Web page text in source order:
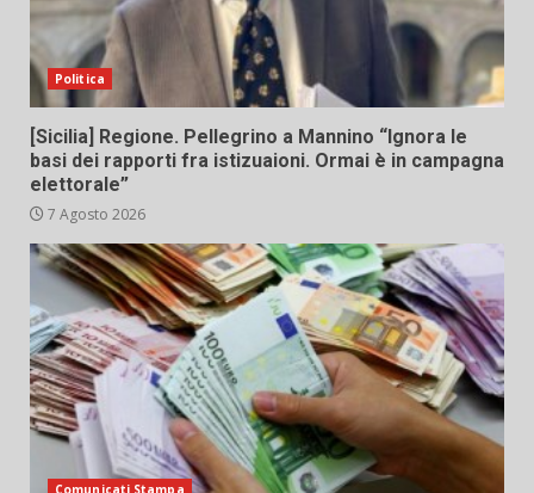
Politica
[Sicilia] Regione. Pellegrino a Mannino “Ignora le
basi dei rapporti fra istizuaioni. Ormai è in campagna
elettorale”
7 Agosto 2026